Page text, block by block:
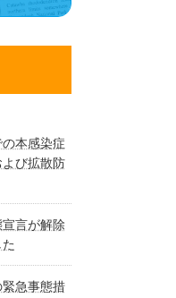
本感染症
び拡散防
言が解除
急事態措